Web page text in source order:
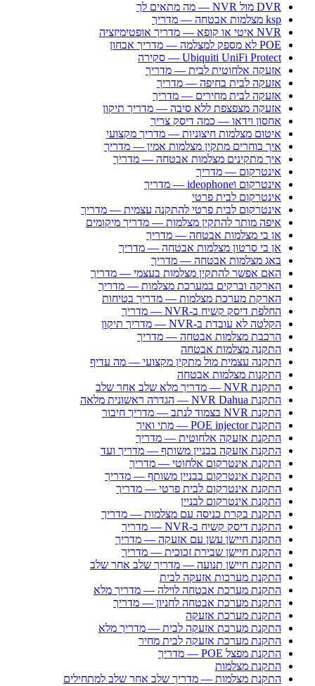
DVR מול NVR — מה מתאים לך
ksp מצלמות אבטחה — מדריך
NVR איטי או קופא — מדריך אופטימיזציה
POE לא מספק למצלמה — מדריך אבחון
Ubiquiti UniFi Protect — סקירה
אזעקה אלחוטית לבית — מדריך
אזעקה לבית בחיפה — מדריך
אזעקה לבית מחירים — מדריך
אזעקה מצפצפת ללא סיבה — מדריך תיקון
אחסון וידאו — כמה דיסק צריך
איטום מצלמות חיצוניות — מדריך מקצועי
איך בוחרים מתקין מצלמות אמין — מדריך
איך מתקינים מצלמות אבטחה — מדריך
אינטרקום — מדריך
אינטרקום וideophone — מדריך
אינטרקום לבית פרטי
אינטרקום לבית פרטי להתקנה עצמית — מדריך
איפה מותר להתקין מצלמות — מדריך מיקומים
אן בי מצלמות אבטחה — מדריך
אן בי סרטון מצלמות אבטחה — מדריך
באג מצלמות אבטחה — מדריך
האם אפשר להתקין מצלמות בעצמי — מדריך
הארקה וברקים במערכת מצלמות — מדריך
הארקת מערכת מצלמות — מדריך בטיחות
החלפת דיסק קשיח ב-NVR — מדריך
הקלטה לא עובדת ב-NVR — מדריך תיקון
הרכבת מצלמות אבטחה — מדריך
התקנה מצלמות אבטחה
התקנה עצמית מול מתקין מקצועי — מה עדיף
התקנות מצלמות אבטחה
התקנת NVR — מדריך מלא שלב אחר שלב
התקנת NVR Dahua — הגדרה ראשונית מלאה
התקנת NVR בצמוד לנתב — מדריך חיבור
התקנת POE injector — מתי ואיך
התקנת אזעקה אלחוטית — מדריך
התקנת אזעקה בבניין משותף — מדריך ועד
התקנת אינטרקום אלחוטי — מדריך
התקנת אינטרקום בבניין משותף — מדריך
התקנת אינטרקום לבית פרטי — מדריך
התקנת אינטרקום לבניין
התקנת בקרת כניסה עם מצלמות — מדריך
התקנת דיסק קשיח ב-NVR — מדריך
התקנת חיישן עשן עם אזעקה — מדריך
התקנת חיישן שבירת זכוכית — מדריך
התקנת חיישן תנועה — מדריך שלב אחר שלב
התקנת מערכות אזעקה לבית
התקנת מערכת אבטחה לוילה — מדריך מלא
התקנת מערכת אבטחה לחניון — מדריך
התקנת מערכת אזעקה
התקנת מערכת אזעקה לבית — מדריך מלא
התקנת מערכת אזעקה לבית מחיר
התקנת מפצל POE — מדריך
התקנת מצלמות
התקנת מצלמות — מדריך שלב אחר שלב למתחילים